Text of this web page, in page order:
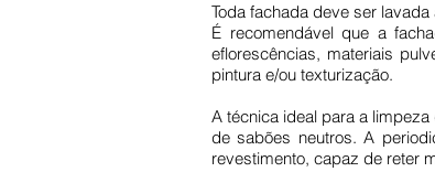
Toda fachada deve ser
É recomendável que a
eflorescências, materiais
pintura e/ou texturização.
A técnica ideal para a
de sabões neutros. A
revestimento, capaz de reter